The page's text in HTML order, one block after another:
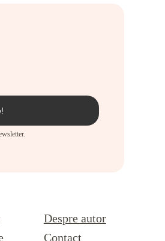
Despre autor
Contact